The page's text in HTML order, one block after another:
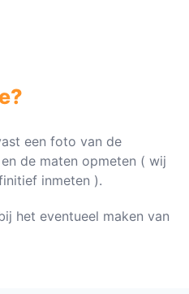
een foto van de
de maten opmeten ( wij
inmeten ).
het eventueel maken van